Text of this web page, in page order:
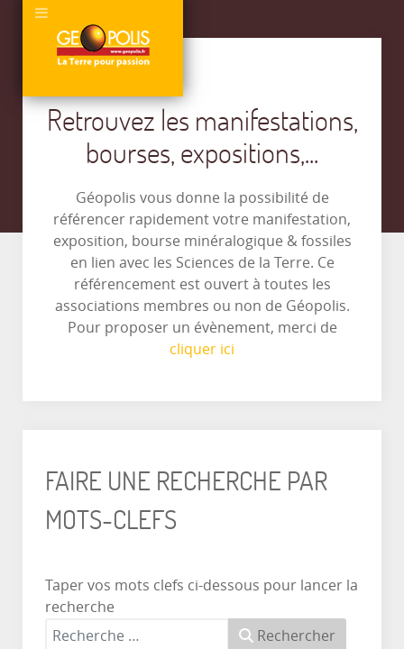
Retrouvez les manifestations,
bourses, expositions,...
Géopolis vous donne la possibilité de
référencer rapidement votre manifestation,
exposition, bourse minéralogique & fossiles
en lien avec les Sciences de la Terre. Ce
référencement est ouvert à toutes les
associations membres ou non de Géopolis.
Pour proposer un évènement, merci de
cliquer ici
FAIRE UNE RECHERCHE PAR
MOTS-CLEFS
Taper vos mots clefs ci-dessous pour lancer la
recherche
Rechercher